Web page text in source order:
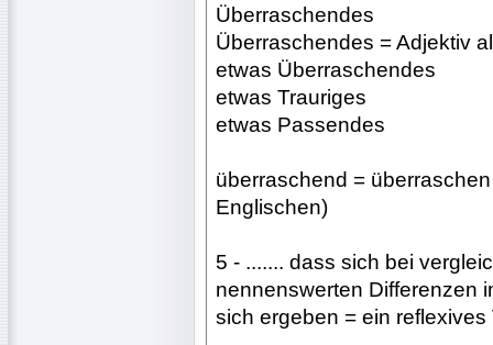
Überraschendes
Überraschendes = Adjektiv
etwas Überraschendes
etwas Trauriges
etwas Passendes
überraschend =
Englischen)
5 - ....... dass sich bei
nennenswerten Differenzen
sich ergeben = ein